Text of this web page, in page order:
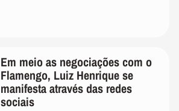
Em meio as negociações com o
Flamengo, Luiz Henrique se
manifesta através das redes
sociais